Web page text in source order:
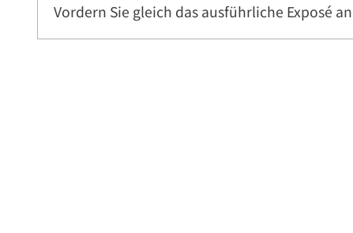
Vordern Sie gleich das ausführliche Exposé